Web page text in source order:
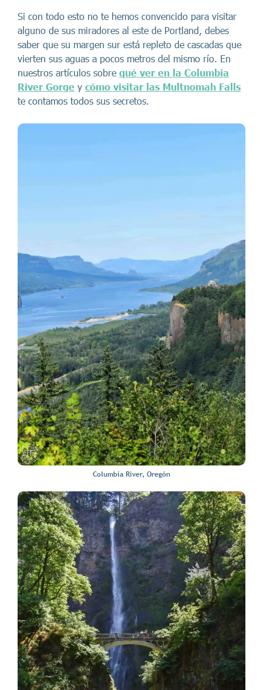
Si con todo esto no te hemos convencido para visitar
alguno de sus miradores al este de Portland, debes
saber que su margen sur está repleto de cascadas que
vierten sus aguas a pocos metros del mismo río. En
nuestros artículos sobre qué ver en la Columbia
River Gorge y cómo visitar las Multnomah Falls
te contamos todos sus secretos.
Columbia River, Oregón